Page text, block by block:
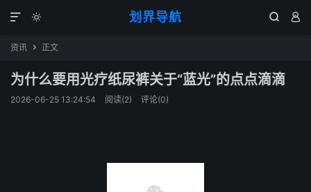
划界导航
  

资讯  正文
为什么要用光疗纸尿裤关于“蓝光”的点点滴滴
2026-06-25 13:24:54 阅读(2) 评论(0)